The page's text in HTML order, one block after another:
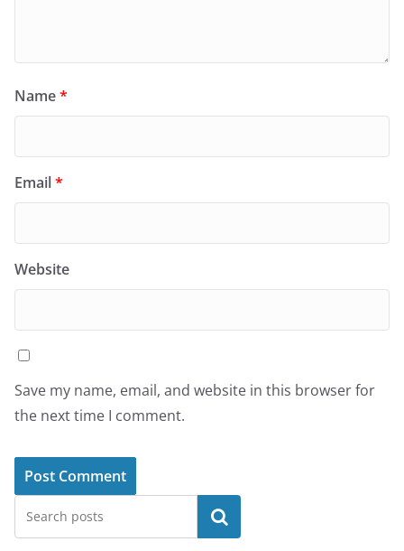
Name*
Email*
Website
Save my name, email, and website in this browser for
the next time I comment.
Search